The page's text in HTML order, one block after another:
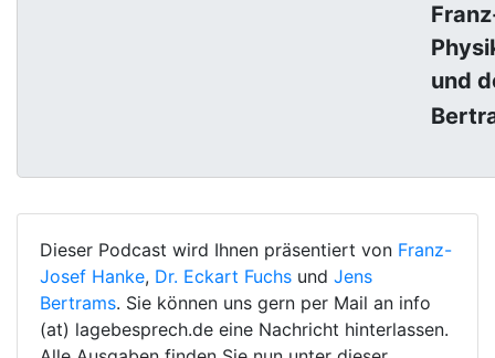
und
Dieser Podcast wird Ihnen präsentiert von Franz-
Josef Hanke, Dr. Eckart Fuchs und Jens
Bertrams. Sie können uns gern per Mail an info
(at) lagebesprech.de eine Nachricht hinterlassen.